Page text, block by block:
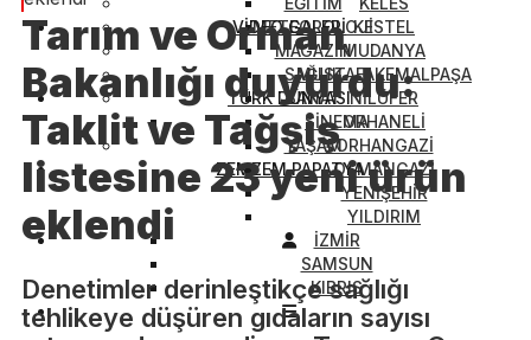
KESTEL
MUDANYA
MUSTAFAKEMALPAŞA
NİLÜFER
ORHANELİ
ORHANGAZİ
OSMANGAZİ
YENİŞEHİR
YILDIRIM
İZMİR
SAMSUN
KIBRIS
METEOROLOJİ
MAGAZİN
SAĞLIK
SANAT
SİNEMA
YAŞAM
VİDEO GALERİ
TÜRK DÜNYASI
ZEMZEM PAPATYA
Tarım ve Orman
Bakanlığı duyurdu:
Taklit ve Tağşiş
listesine 23 yeni ürün
eklendi
Denetimler derinleştikçe sağlığı
tehlikeye düşüren gıdaların sayısı